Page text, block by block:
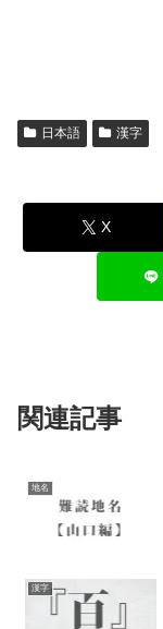
日本語 漢字
X
関連記事
地名
漢字